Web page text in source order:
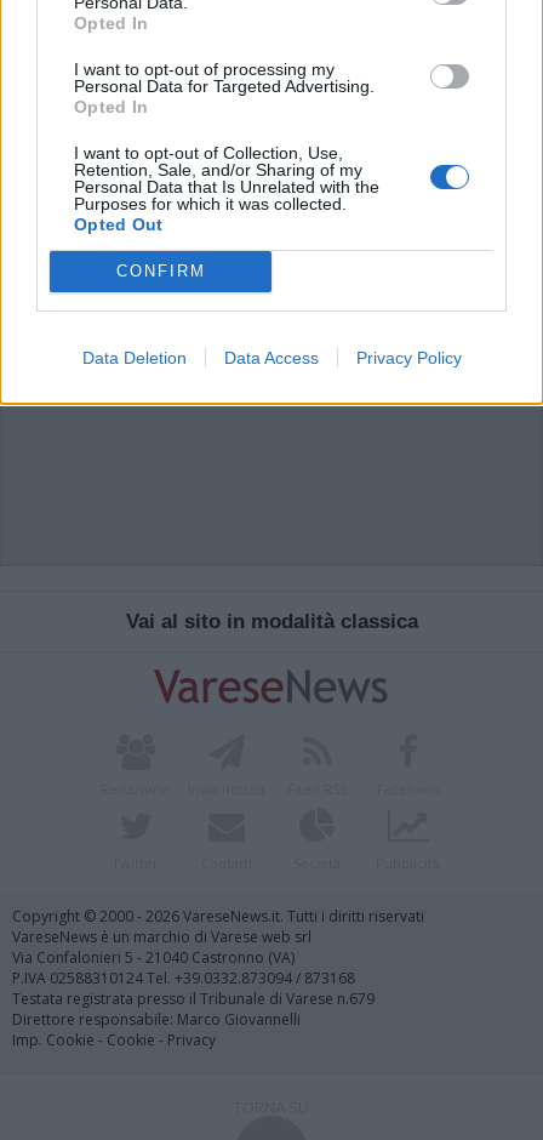
Opted In
I want to opt-out of processing my
Personal Data for Targeted Advertising.
Opted In
I want to opt-out of Collection, Use,
Retention, Sale, and/or Sharing of my
Personal Data that Is Unrelated with the
Purposes for which it was collected.
Opted Out
CONFIRM
Data Deletion Data Access Privacy Policy
Accedioregistrati
L'email è richiesta ma non verrà mostrata ai visitatori. Il contenuto di questo
commento esprime il pensiero dell'autore e non rappresenta la linea editoriale
di VareseNews.it, che rimane autonoma e indipendente. I messaggi inclusi nei
commenti non sono testi giornalistici, ma post inviati dai singoli lettori che
che includano uno o più link a siti esterni verranno rimossi in automatico dal
Vai al sito in modalità classica
Copyright © 2000 - 2026 VareseNews.it. Tutti i diritti riservati
VareseNews è un marchio di Varese web srl
Via Confalonieri 5 - 21040 Castronno (VA)
P.IVA 02588310124 Tel. +39.0332.873094 / 873168
Testata registrata presso il Tribunale di Varese n.679
Direttore responsabile: Marco Giovannelli
Imp. Cookie - Cookie - Privacy